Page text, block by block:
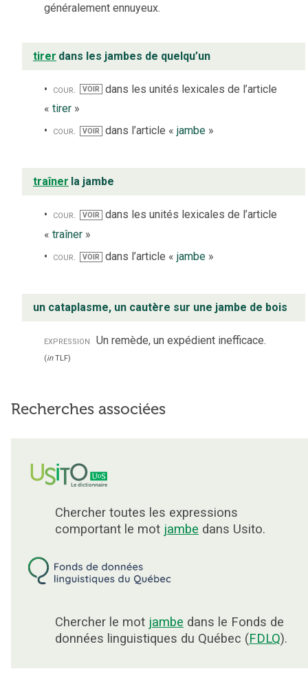
généralement ennuyeux.
tirer dans les jambes de quelqu’un
cour. VOIR
dans les unités lexicales de l’article
« tirer »
cour.
VOIR dans l’article « jambe»
traîner la jambe
cour. VOIR
dans les unités lexicales de l’article
« traîner »
cour.
VOIR dans l’article « jambe»
un cataplasme, un cautère sur une jambe de bois
expression Un remède, un expédient inefficace.
(inTLF)
Recherches associées
Chercher toutes les expressions
comportant le mot jambe dans Usito.
Chercher le mot jambe dans le Fonds de
données linguistiques du Québec (FDLQ).